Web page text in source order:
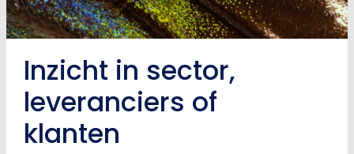
Inzicht in sector,
leveranciers of
klanten